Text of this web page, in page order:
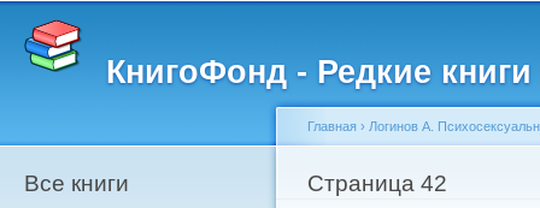
КнигоФонд - Редкие
Все книги Вы здесь
Главная › Логинов А.
Страница 42